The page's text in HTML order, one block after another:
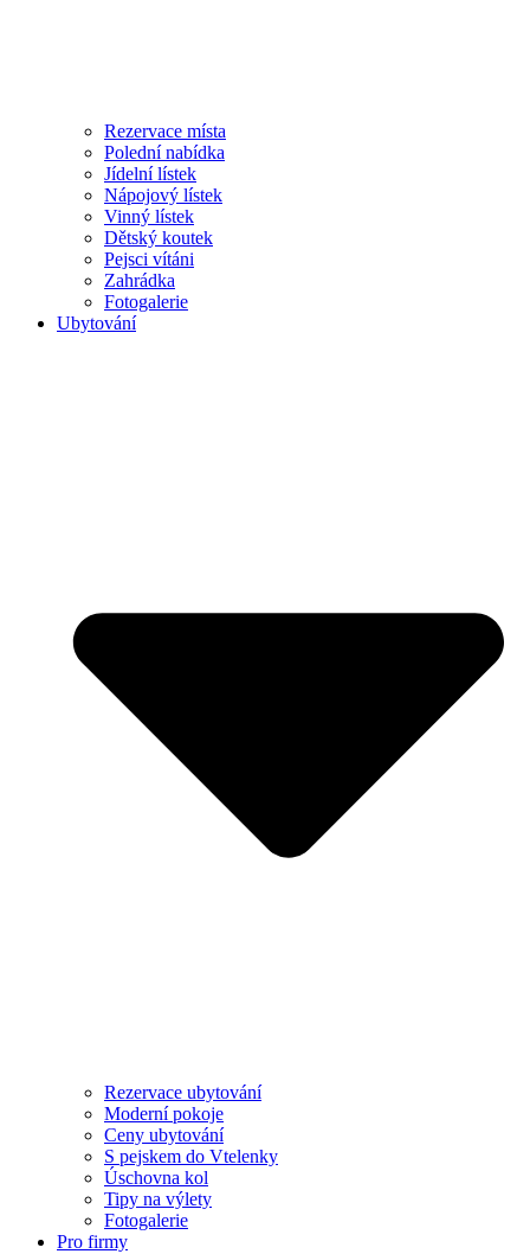
Rezervace místa
Polední nabídka
Jídelní lístek
Nápojový lístek
Vinný lístek
Dětský koutek
Pejsci vítáni
Zahrádka
Fotogalerie
Ubytování
Rezervace ubytování
Moderní pokoje
Ceny ubytování
S pejskem do Vtelenky
Úschovna kol
Tipy na výlety
Fotogalerie
Pro firmy